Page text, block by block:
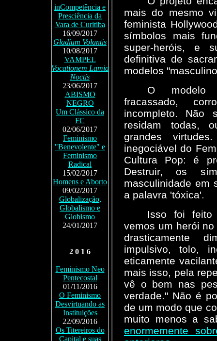
inCompetência e
Presciência da
Vara de Curitiba
16/09/2017
Gladium Volantis
10/08/2017
VAMPEL
Vocationem Lamia
Noctis
23/06/2017
ABISMO
NEGRO
Um Clássico da
FC
02/06/2017
Feminismo
"Benevolente" e
Feminismo
Radical
15/02/2017
Homens e Aborto
09/02/2017
Globalização,
Globalismo e
Globismo
24/01/2017
2 0 1 6
Feminismo Neo
Pentecostal
01/11/2016
O Feminismo
Desvirtuando as
Instituições
22/09/2016
Os Titereiros do
Capital e suas
mais do mesmo
feminista
símbolos mais
super-heróis, e
definitiva de
modelos
O modelo
fracassado,
incompleto. Não
residam todas,
grandes
inegociável do
Cultura Pop: é
Destruir, os
masculinidade em
a palavra 'tóxica'.
Isso foi feito
vemos um herói
drasticamente
impulsivo, tolo,
eticamente
mais isso, pela
vê o bem nas
verdade." Não é
de um modo que
muito menos a
enormemente